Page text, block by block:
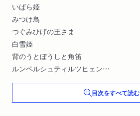
いばら姫
みつけ鳥
つぐみひげの王さま
白雪姫
背のうとぼうしと角笛
ルンペルシュティルツヒェン
恋人ローラント
犬とすずめ
目次をすべて読む